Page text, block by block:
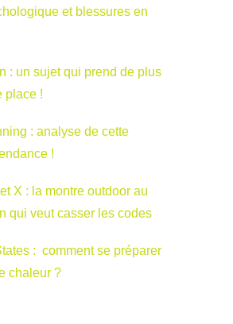
et blessures en
: un sujet qui prend de plus
place !
: analyse de cette
!
X : la montre outdoor au
qui veut casser les codes
: comment se préparer
chaleur ?